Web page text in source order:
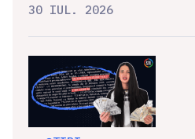
30 IUL. 2026